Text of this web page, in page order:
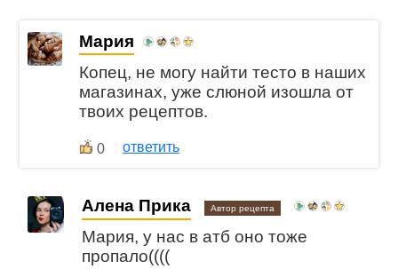
Мария
Копец, не могу найти тесто в наших
магазинах, уже слюной изошла от
твоих рецептов.
0 ответить
Алена Прика Автор рецепта
Мария, у нас в атб оно тоже
пропало((((